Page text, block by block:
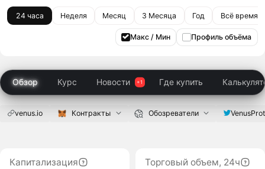
24 часа Неделя Месяц 3 Месяца Год Всё время
Макс / Мин Профиль объёма
Обзор Курс Новости Где купить
venus.io Контракты Обозреватели
Капитализация
Торговый объем, 24ч